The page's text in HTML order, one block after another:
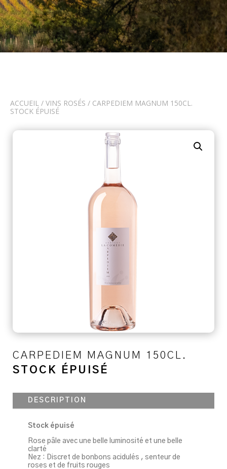
ACCUEIL / VINS ROSÉS / CARPEDIEM MAGNUM 150CL.
STOCK ÉPUISÉ
CARPEDIEM MAGNUM 150CL.
STOCK ÉPUISÉ
DESCRIPTION
Stock épuisé
Rose pâle avec une belle luminosité et une belle
clarté
Nez : Discret de bonbons acidulés , senteur de
roses et de fruits rouges